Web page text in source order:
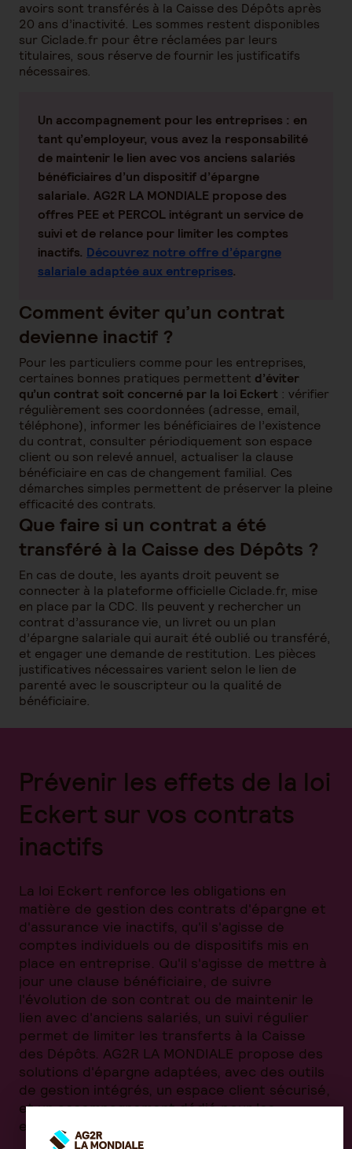
avoirs sont transférés à la Caisse des Dépôts après
20 ans d’inactivité. Les sommes restent disponibles
sur Ciclade.fr pour être réclamées par leurs
titulaires, sous réserve de fournir les justificatifs
nécessaires.
Un accompagnement pour les entreprises : en
tant qu’employeur, vous avez la responsabilité
de maintenir le lien avec vos anciens salariés
bénéficiaires d’un dispositif d’épargne
salariale. AG2R LA MONDIALE propose des
offres PEE et PERCOL intégrant un service de
suivi et de relance pour limiter les comptes
inactifs. Découvrez notre offre d’épargne
salariale adaptée aux entreprises.
Comment éviter qu’un contrat
devienne inactif ?
Pour les particuliers comme pour les entreprises,
certaines bonnes pratiques permettent d’éviter
qu’un contrat soit concerné par la loi Eckert : vérifier
régulièrement ses coordonnées (adresse, email,
téléphone), informer les bénéficiaires de l’existence
du contrat, consulter périodiquement son espace
client ou son relevé annuel, actualiser la clause
bénéficiaire en cas de changement familial. Ces
démarches simples permettent de préserver la pleine
efficacité des contrats.
Que faire si un contrat a été
transféré à la Caisse des Dépôts ?
En cas de doute, les ayants droit peuvent se
connecter à la plateforme officielle Ciclade.fr, mise
en place par la CDC. Ils peuvent y rechercher un
contrat d’assurance vie, un livret ou un plan
d’épargne salariale qui aurait été oublié ou transféré,
et engager une demande de restitution. Les pièces
justificatives nécessaires varient selon le lien de
parenté avec le souscripteur ou la qualité de
bénéficiaire.
Prévenir les effets de la loi
Eckert sur vos contrats
inactifs
La loi Eckert renforce les obligations en
matière de gestion des contrats d'épargne et
d'assurance vie inactifs, qu'il s'agisse de
comptes individuels ou de dispositifs mis en
place en entreprise. Qu'il s'agisse de mettre à
jour une clause bénéficiaire, de suivre
l'évolution de son contrat ou de maintenir le
lien avec d'anciens salariés, un suivi régulier
permet de limiter les transferts à la Caisse
des Dépôts. AG2R LA MONDIALE propose des
solutions d'épargne adaptées, avec des outils
de gestion intégrés, un espace client sécurisé,
et un accompagnement dédié pour les
entreprises comme pour les particuliers.